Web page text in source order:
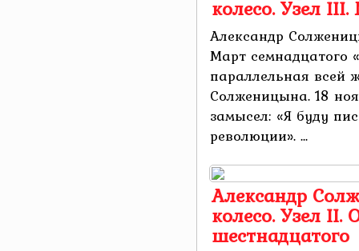
колесо. Узел
Александр
Март семнадцатого
параллельная всей
Солженицына. 18
замысел: «Я буду
революции». ...
Александр
колесо. Узел II.
шестнадцатого